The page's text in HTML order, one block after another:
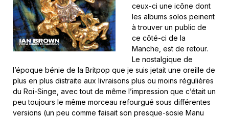
ceux-ci une icône dont
les albums solos peinent
à trouver un public de
ce côté-ci de la
Manche, est de retour.
Le nostalgique de
l’époque bénie de la Britpop que je suis jetait une oreille de
plus en plus distraite aux livraisons plus ou moins régulières
du Roi-Singe, avec tout de même l’impression que c’était un
peu toujours le même morceau refourgué sous différentes
versions (un peu comme faisait son presque-sosie Manu